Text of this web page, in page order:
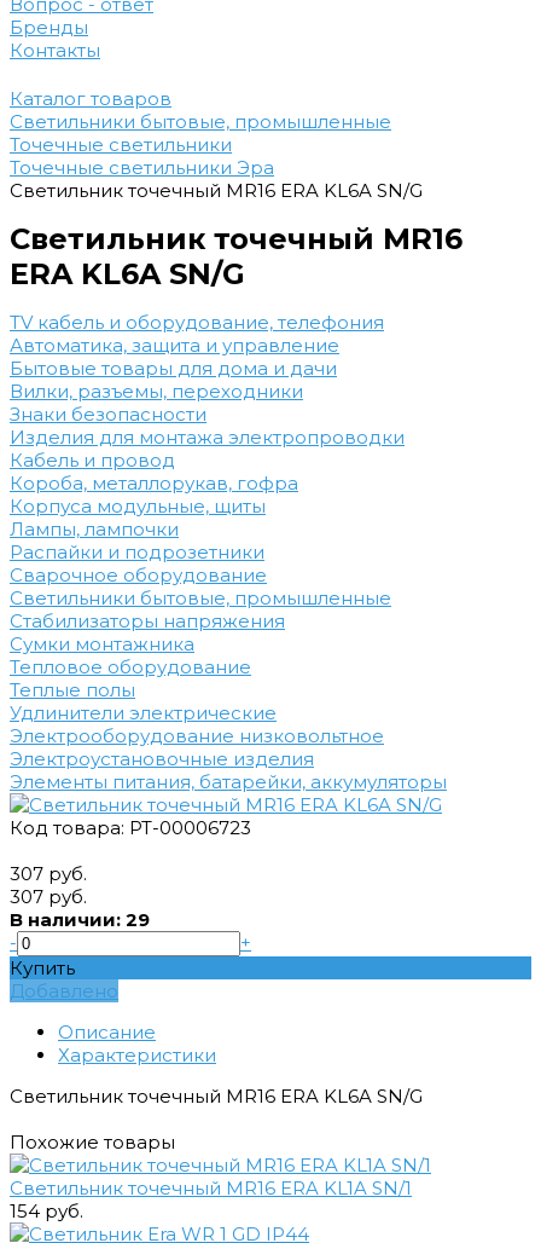
Бренды
Контакты
Каталог товаров
Светильники бытовые, промышленные
Точечные светильники
Точечные светильники Эра
Светильник точечный MR16 ERA KL6A SN/G
Светильник точечный MR16
ERA KL6A SN/G
TV кабель и оборудование, телефония
Автоматика, защита и управление
Бытовые товары для дома и дачи
Вилки, разъемы, переходники
Знаки безопасности
Изделия для монтажа электропроводки
Кабель и провод
Короба, металлорукав, гофра
Корпуса модульные, щиты
Лампы, лампочки
Распайки и подрозетники
Сварочное оборудование
Светильники бытовые, промышленные
Стабилизаторы напряжения
Сумки монтажника
Тепловое оборудование
Теплые полы
Удлинители электрические
Электрооборудование низковольтное
Электроустановочные изделия
Элементы питания, батарейки, аккумуляторы
Код товара: РТ-00006723
307 руб.
307 руб.
В наличии: 29
-
+
Купить
Добавлено
Описание
Характеристики
Светильник точечный MR16 ERA KL6A SN/G
Похожие товары
Светильник точечный MR16 ERA KL1A SN/1
154 руб.